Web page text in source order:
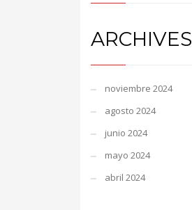
ARCHIVES
noviembre 2024
agosto 2024
junio 2024
mayo 2024
abril 2024